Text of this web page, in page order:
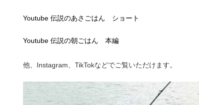
Youtube 伝説のあさごはん ショート
Youtube 伝説の朝ごはん 本編
他、Instagram、TikTokなどでご覧いただけます。